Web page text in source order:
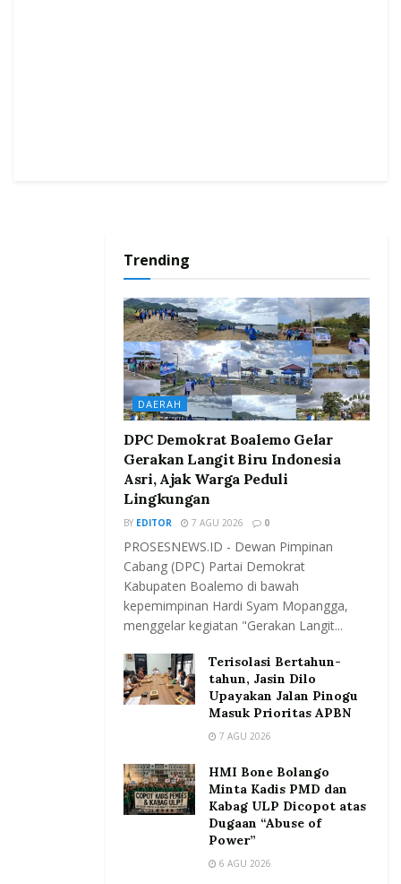
Trending
DAERAH
DPC Demokrat Boalemo Gelar
Gerakan Langit Biru Indonesia
Asri, Ajak Warga Peduli
Lingkungan
BY EDITOR 7 AGU 2026 0
PROSESNEWS.ID - Dewan Pimpinan
Cabang (DPC) Partai Demokrat
Kabupaten Boalemo di bawah
kepemimpinan Hardi Syam Mopangga,
menggelar kegiatan "Gerakan Langit...
Terisolasi Bertahun-
tahun, Jasin Dilo
Upayakan Jalan Pinogu
Masuk Prioritas APBN
7 AGU 2026
HMI Bone Bolango
Minta Kadis PMD dan
Kabag ULP Dicopot atas
Dugaan “Abuse of
Power”
6 AGU 2026